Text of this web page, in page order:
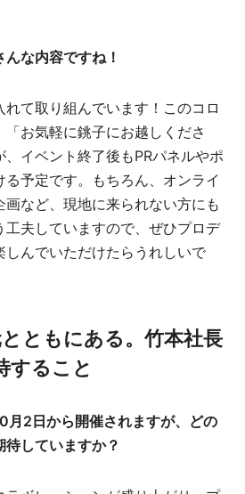
な内容ですね！
れて取り組んでいます！このコロ
お気軽に銚子にお越しくださ
イベント終了後もPRパネルやポ
予定です。もちろん、オンライ
画など、現地に来られない方にも
工夫していますので、ぜひプロデ
しんでいただけたらうれしいで
ともにある。竹本社長
すること
2日から開催されますが、どの
待していますか？